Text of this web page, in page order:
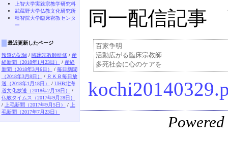
同一配信記事
百家争明
活動広がる臨床宗教師
上智大学実践宗教学研究科
武蔵野大学仏教文化研究所
種智院大学臨床密教センタ
ー
最近更新したページ
報道の記録/ 臨床宗教師研修/ 産
経新聞（2018年1月23日）
/ 産経
新聞（2018年3月6日）
/ 毎日新聞
（2018年3月8日）
/ ＲＫＢ毎日放
送（2018年1月18日）
/ UHB北海
道文化放送（2018年2月18日）
/
仏教タイムス（2017年9月28日）
/
上毛新聞（2017年9月5日） /
上
毛新聞（2017年7月23日）